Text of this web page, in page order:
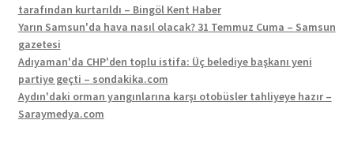
tarafından kurtarıldı – Bingöl Kent Haber
Yarın Samsun'da hava nasıl olacak? 31 Temmuz Cuma – Samsun
gazetesi
Adıyaman'da CHP'den toplu istifa: Üç belediye başkanı yeni
partiye geçti – sondakika.com
Aydın'daki orman yangınlarına karşı otobüsler tahliyeye hazır –
Saraymedya.com